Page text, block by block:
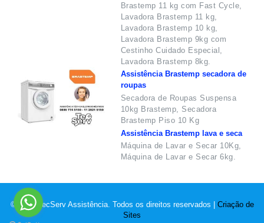
Brastemp 11 kg com Fast Cycle,
Lavadora Brastemp 11 kg,
Lavadora Brastemp 10 kg,
Lavadora Brastemp 9kg com
Cestinho Cuidado Especial,
Lavadora Brastemp 8kg.
Assistência Brastemp secadora de
roupas
Secadora de Roupas Suspensa
10kg Brastemp, Secadora
Brastemp Piso 10 Kg
Assistência Brastemp lava e seca
Máquina de Lavar e Secar 10Kg,
Máquina de Lavar e Secar 6kg.
© 2022 TecServ Assistência. Todos os direitos reservados | Criação de
Sites